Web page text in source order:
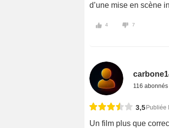
d’une mise en scène
4 7
116 abonnés
3,5Publiée
Un film plus que